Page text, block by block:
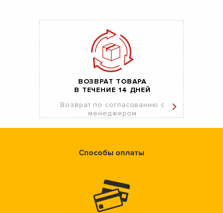
ВОЗВРАТ ТОВАРА
В ТЕЧЕНИЕ 14 ДНЕЙ
Возврат по согласованию с
менеджером
Способы оплаты